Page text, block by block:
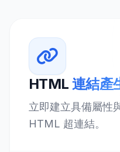
HTML 連結產
立即建立具備屬性
HTML 超連結。